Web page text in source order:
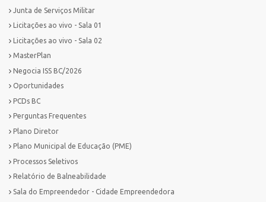
Junta de Serviços Militar
Licitações ao vivo - Sala 01
Licitações ao vivo - Sala 02
MasterPlan
Negocia ISS BC/2026
Oportunidades
PCDs BC
Perguntas Frequentes
Plano Diretor
Plano Municipal de Educação (PME)
Processos Seletivos
Relatório de Balneabilidade
Sala do Empreendedor - Cidade Empreendedora